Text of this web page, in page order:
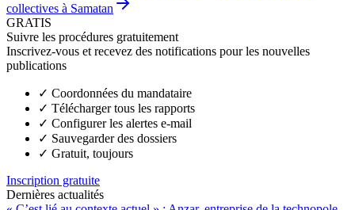
collectives à Samatan
GRATIS
Suivre les procédures gratuitement
Inscrivez-vous et recevez des notifications pour les nouvelles
publications
✓ Coordonnées du mandataire
✓ Télécharger tous les rapports
✓ Configurer les alertes e-mail
✓ Sauvegarder des dossiers
✓ Gratuit, toujours
Inscription gratuite
Dernières actualités